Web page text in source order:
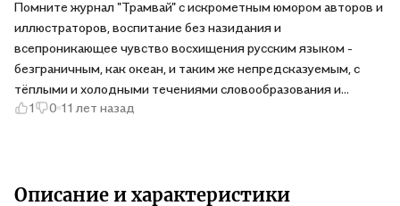
Помните журнал "Трамвай" с искрометным юмором авторов и
иллюстраторов, воспитание без назидания и
всепроникающее чувство восхищения русским языком -
безграничным, как океан, и таким же непредсказуемым, с
тёплыми и холодными течениями словообразования и
омонимии, подводными скалами двойных и тройных
придумал и издавал это чудо. Собственно, этого достаточно
1 0 11 лет назад
Описание и характеристики